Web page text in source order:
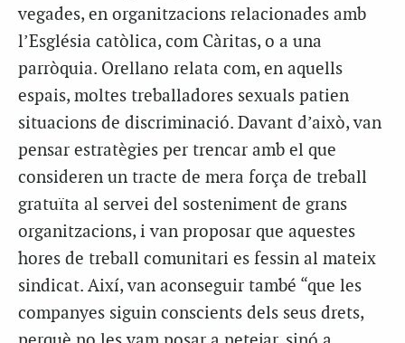
vegades, en organitzacions relacionades amb
l’Església catòlica, com Càritas, o a una
parròquia. Orellano relata com, en aquells
espais, moltes treballadores sexuals patien
situacions de discriminació. Davant d’això, van
pensar estratègies per trencar amb el que
consideren un tracte de mera força de treball
gratuïta al servei del sosteniment de grans
organitzacions, i van proposar que aquestes
hores de treball comunitari es fessin al mateix
sindicat. Així, van aconseguir també “que les
companyes siguin conscients dels seus drets,